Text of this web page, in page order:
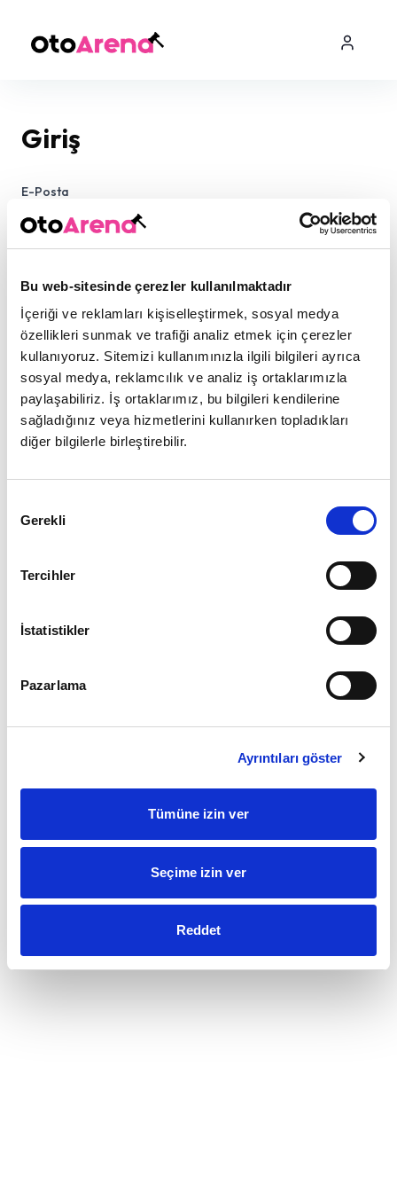
Bu web-sitesinde çerezler kullanılmaktadır
İçeriği ve reklamları kişiselleştirmek, sosyal medya
özellikleri sunmak ve trafiği analiz etmek için çerezler
kullanıyoruz. Sitemizi kullanımınızla ilgili bilgileri ayrıca
sosyal medya, reklamcılık ve analiz iş ortaklarımızla
paylaşabiliriz. İş ortaklarımız, bu bilgileri kendilerine
sağladığınız veya hizmetlerini kullanırken topladıkları
diğer bilgilerle birleştirebilir.
Seçimi
Gerekli
Tercihler
İstatistikler
Pazarlama
Ayrıntıları göster
Tümüne izin ver
Seçime izin ver
Reddet
Giriş
E-Posta
Şifrenizi mi unuttunuz ?